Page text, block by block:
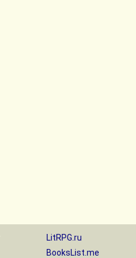
LitRPG.ru
BooksList.me